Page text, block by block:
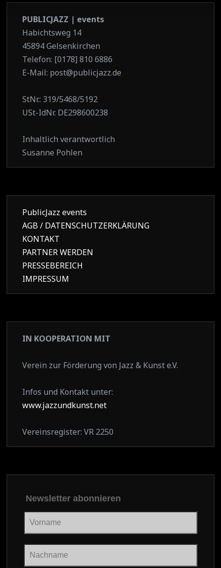
PUBLICJAZZ | events
Habichtsweg 14
45894 Gelsenkirchen
Telefon: [0178] 810 6886
E-Mail: post@publicjazz.de
StNr.: 319/5468/5192
USt-IdNr. DE298600238
Inhaltlich verantwortlich
Susanne Pohlen
PublicJazz events
AGB / DATENSCHUTZERKLÄRUNG
KONTAKT
PARTNER WERDEN
PRESSEBEREICH
IMPRESSUM
IN KOOPERATION MIT
Verein zur Förderung von Jazz & Kunst e.V.
Infos und Kontakt unter:
www.jazzundkunst.net
Vereinsregister: VR 2250
Newsletter abonnieren